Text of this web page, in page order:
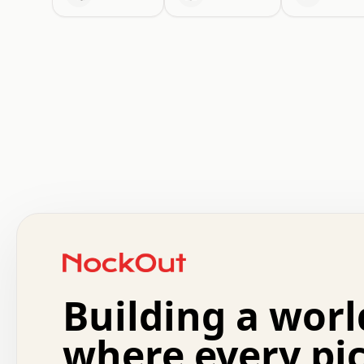
.   +   .   .   o   .   .   .   .   .   .   :   .
.   .   .   o   .   .   .   .   .   .   .   .   x   .
.   .   .   .   +   .   .   .   .   .   .   .   +
.   :   .   .   .   .   .   .   .   .   o   .   .
.   .   .   x   .   .   .   .   .   .   :   .   .   o
Building a